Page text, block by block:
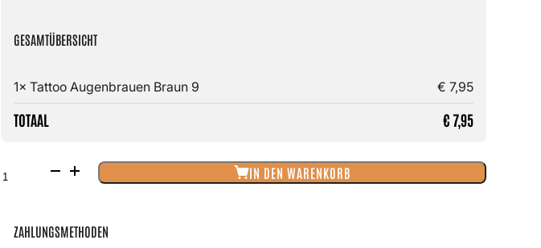
GESAMTÜBERSICHT
1× Tattoo Augenbrauen Braun 9 € 7,95
TOTAAL € 7,95
Augenbrauen
Menge
IN DEN WARENKORB
ZAHLUNGSMETHODEN